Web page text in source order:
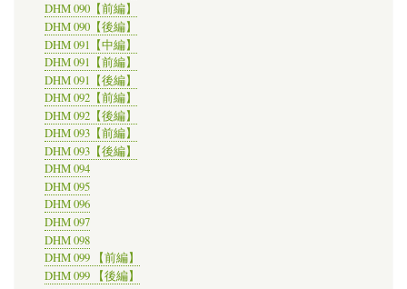
DHM 090【前編】
DHM 090【後編】
DHM 091【中編】
DHM 091【前編】
DHM 091【後編】
DHM 092【前編】
DHM 092【後編】
DHM 093【前編】
DHM 093【後編】
DHM 094
DHM 095
DHM 096
DHM 097
DHM 098
DHM 099 【前編】
DHM 099 【後編】